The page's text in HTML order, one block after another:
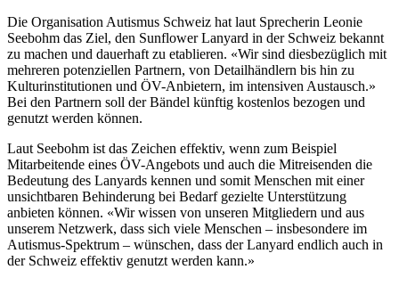
Die Organisation Autismus Schweiz hat laut Sprecherin Leonie
Seebohm das Ziel, den Sunflower Lanyard in der Schweiz bekannt
zu machen und dauerhaft zu etablieren. «Wir sind diesbezüglich mit
mehreren potenziellen Partnern, von Detailhändlern bis hin zu
Kulturinstitutionen und ÖV-Anbietern, im intensiven Austausch.»
Bei den Partnern soll der Bändel künftig kostenlos bezogen und
genutzt werden können.
Laut Seebohm ist das Zeichen effektiv, wenn zum Beispiel
Mitarbeitende eines ÖV-Angebots und auch die Mitreisenden die
Bedeutung des Lanyards kennen und somit Menschen mit einer
unsichtbaren Behinderung bei Bedarf gezielte Unterstützung
anbieten können. «Wir wissen von unseren Mitgliedern und aus
unserem Netzwerk, dass sich viele Menschen – insbesondere im
Autismus-Spektrum – wünschen, dass der Lanyard endlich auch in
der Schweiz effektiv genutzt werden kann.»